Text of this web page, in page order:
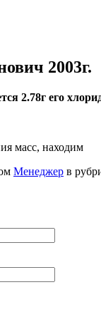
2003г.
2.78г его
масс, находим
Менеджер в